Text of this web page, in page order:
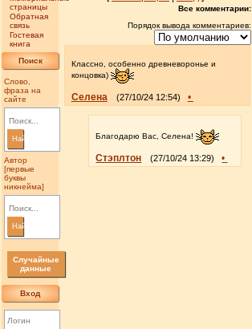
страницы
Обратная
связь
Гостевая
книга
Поиск
Слово,
фраза на
сайте
Найти
Автор
[первые
буквы
никнейма]
Найти
Случайные
данные
Вход
Все комментарии:
Порядок вывода комментариев:
Классно, особенно древневоронье и
концовка)
Селена (27/10/24 12:54) •
Благодарю Вас, Селена!
Стэплтон (27/10/24 13:29) •